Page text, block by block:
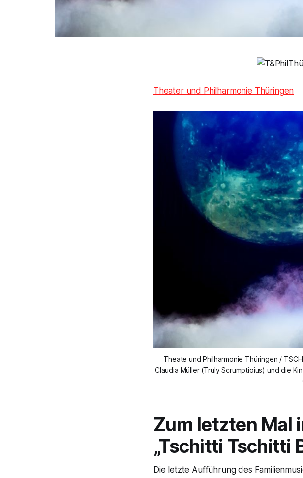
Theater und Philharmonie Thüringen
Theate und Philharmonie Thüringen /
Claudia Müller (Truly Scrumptioius) und die
Zum letzten Mal
„Tschitti Tschitti
Die letzte Aufführung des